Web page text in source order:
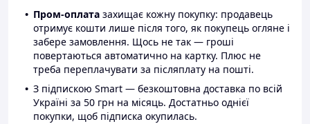
Пром-оплата захищає кожну покупку: продавець
отримує кошти лише після того, як покупець огляне і
забере замовлення. Щось не так — гроші
повертаються автоматично на картку. Плюс не
треба переплачувати за післяплату на пошті.
З підпискою Smart — безкоштовна доставка по всій
Україні за 50 грн на місяць. Достатньо однієї
покупки, щоб підписка окупилась.